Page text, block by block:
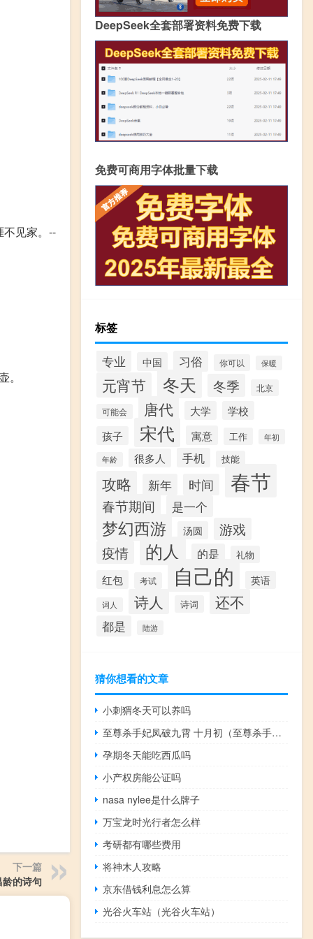
不见家。--
下一篇
的诗句
DeepSeek全套部署资料免费下载
免费可商用字体批量下载
标签
专业 中国 习俗 你可以 保暖
元宵节 冬天 冬季 北京
可能会 唐代 大学
学校
孩子
宋代 寓意 工作 年初
年龄 很多人 手机 技能
攻略 新年 时间 春节
春节期间 是一个
梦幻西游 汤圆 游戏
疫情 的人 的是 礼物
红包 考试 自己的 英语
词人 诗人 诗词 还不
都是 陆游
猜你想看的文章
小刺猬冬天可以养吗
至尊杀手妃凤破九霄 十月初（至尊杀手妃）
孕期冬天能吃西瓜吗
小产权房能公证吗
nasa nylee是什么牌子
万宝龙时光行者怎么样
考研都有哪些费用
将神木人攻略
京东借钱利息怎么算
光谷火车站（光谷火车站）